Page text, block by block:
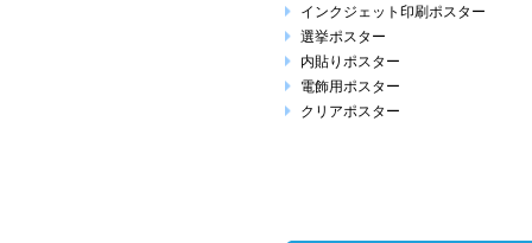
インクジェット印刷ポスター
選挙ポスター
内貼りポスター
電飾用ポスター
クリアポスター